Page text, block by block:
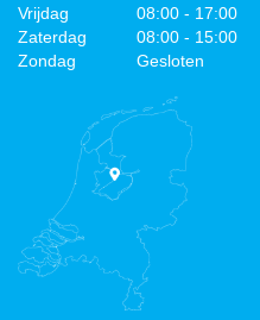
Vrijdag
08:00 - 17:00
Zaterdag
08:00 - 15:00
Zondag
Gesloten